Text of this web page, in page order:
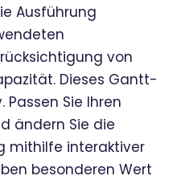
Ausführung
von
Dieses Gantt-
Sie Ihren
ändern Sie die
mithilfe interaktiver
besonderen Wert